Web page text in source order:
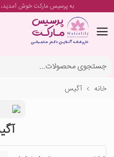
به پرسیس مارکت خوش آمدید،
خانه آگیس